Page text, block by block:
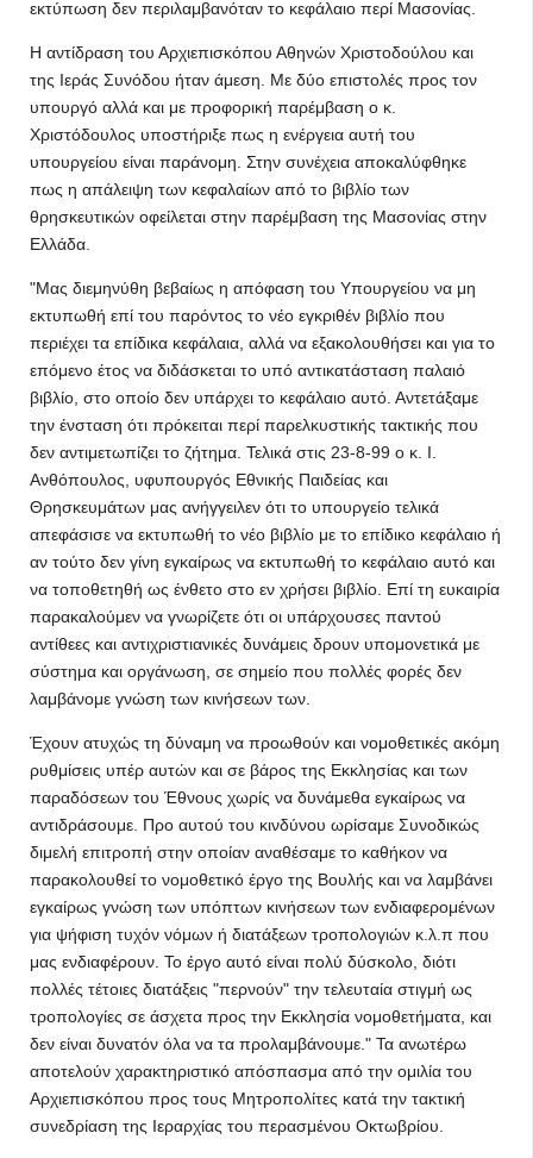
εκτύπωση δεν περιλαμβανόταν το κεφάλαιο περί Μασονίας.
Η αντίδραση του Αρχιεπισκόπου Αθηνών Χριστοδούλου και
της Ιεράς Συνόδου ήταν άμεση. Με δύο επιστολές προς τον
υπουργό αλλά και με προφορική παρέμβαση ο κ.
Χριστόδουλος υποστήριξε πως η ενέργεια αυτή του
υπουργείου είναι παράνομη. Στην συνέχεια αποκαλύφθηκε
πως η απάλειψη των κεφαλαίων από το βιβλίο των
θρησκευτικών οφείλεται στην παρέμβαση της Μασονίας στην
Ελλάδα.
"Μας διεμηνύθη βεβαίως η απόφαση του Υπουργείου να μη
εκτυπωθή επί του παρόντος το νέο εγκριθέν βιβλίο που
περιέχει τα επίδικα κεφάλαια, αλλά να εξακολουθήσει και για το
επόμενο έτος να διδάσκεται το υπό αντικατάσταση παλαιό
βιβλίο, στο οποίο δεν υπάρχει το κεφάλαιο αυτό. Αντετάξαμε
την ένσταση ότι πρόκειται περί παρελκυστικής τακτικής που
δεν αντιμετωπίζει το ζήτημα. Τελικά στις 23-8-99 ο κ. Ι.
Ανθόπουλος, υφυπουργός Εθνικής Παιδείας και
Θρησκευμάτων μας ανήγγειλεν ότι το υπουργείο τελικά
απεφάσισε να εκτυπωθή το νέο βιβλίο με το επίδικο κεφάλαιο ή
αν τούτο δεν γίνη εγκαίρως να εκτυπωθή το κεφάλαιο αυτό και
να τοποθετηθή ως ένθετο στο εν χρήσει βιβλίο. Επί τη ευκαιρία
παρακαλούμεν να γνωρίζετε ότι οι υπάρχουσες παντού
αντίθεες και αντιχριστιανικές δυνάμεις δρουν υπομονετικά με
σύστημα και οργάνωση, σε σημείο που πολλές φορές δεν
λαμβάνομε γνώση των κινήσεων των.
Έχουν ατυχώς τη δύναμη να προωθούν και νομοθετικές ακόμη
ρυθμίσεις υπέρ αυτών και σε βάρος της Εκκλησίας και των
παραδόσεων του Έθνους χωρίς να δυνάμεθα εγκαίρως να
αντιδράσουμε. Προ αυτού του κινδύνου ωρίσαμε Συνοδικώς
διμελή επιτροπή στην οποίαν αναθέσαμε το καθήκον να
παρακολουθεί το νομοθετικό έργο της Βουλής και να λαμβάνει
εγκαίρως γνώση των υπόπτων κινήσεων των ενδιαφερομένων
για ψήφιση τυχόν νόμων ή διατάξεων τροπολογιών κ.λ.π που
μας ενδιαφέρουν. Το έργο αυτό είναι πολύ δύσκολο, διότι
πολλές τέτοιες διατάξεις "περνούν" την τελευταία στιγμή ως
τροπολογίες σε άσχετα προς την Εκκλησία νομοθετήματα, και
δεν είναι δυνατόν όλα να τα προλαμβάνουμε." Τα ανωτέρω
αποτελούν χαρακτηριστικό απόσπασμα από την ομιλία του
Αρχιεπισκόπου προς τους Μητροπολίτες κατά την τακτική
συνεδρίαση της Ιεραρχίας του περασμένου Οκτωβρίου.